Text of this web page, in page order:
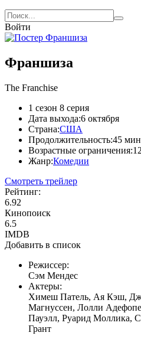
Войти
Франшиза
The Franchise
1 сезон 8 серия
Дата выхода:6 октября
Страна:США
Продолжительность:45
Возрастные ограничения:
Жанр:Комедии
Смотреть трейлер
Рейтинг:
6.92
Кинопоиск
6.5
IMDB
Добавить в список
Режиссер:
Сэм Мендес
Актеры:
Химеш Патель, Ая Кэш,
Магнуссен, Лолли
Пауэлл, Руарид Моллика,
Грант